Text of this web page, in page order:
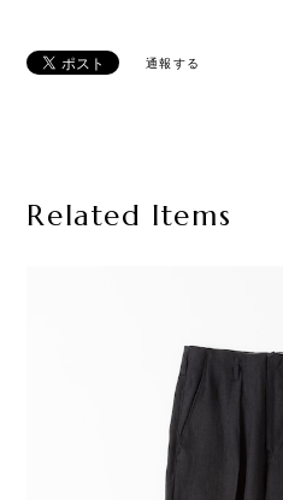
通報する
Related Items